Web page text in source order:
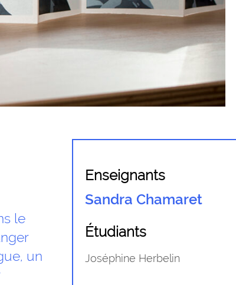
le
un
Enseignants
Sandra Chamaret
Étudiants
Joséphine Herbelin